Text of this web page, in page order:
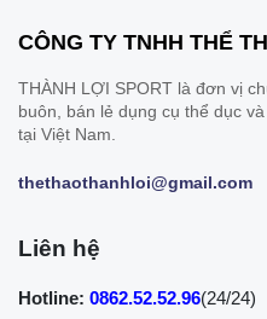
CÔNG TY TNHH THỂ
THÀNH LỢI SPORT là đơn vị
buôn, bán lẻ dụng cụ thể dục
tại Việt Nam.
thethaothanhloi@gmail.com
Liên hệ
Hotline: 0862.52.52.96(24/24)